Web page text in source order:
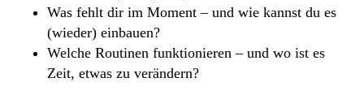
Was fehlt dir im Moment – und wie kannst du es
(wieder) einbauen?
Welche Routinen funktionieren – und wo ist es
Zeit, etwas zu verändern?